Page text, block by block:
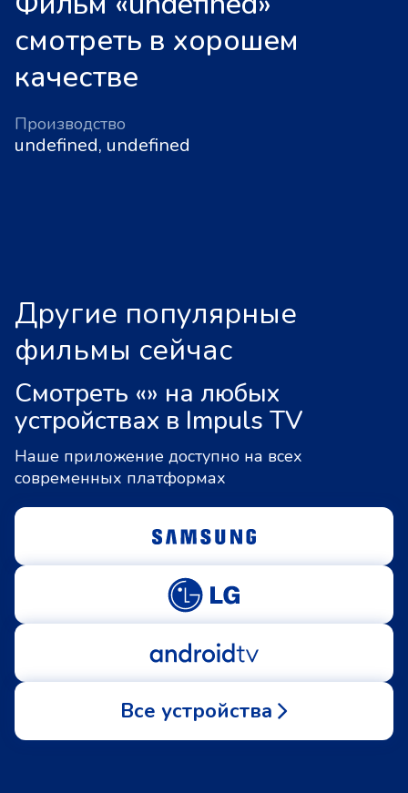
смотреть в хорошем
качестве
Производство
undefined, undefined
Другие популярные
фильмы сейчас
Смотреть «» на любых
устройствах в Impuls TV
Наше приложение доступно на всех
современных платформах
Все устройства